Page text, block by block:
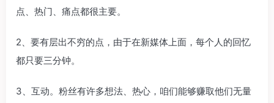
点、热门、痛点都很主要。
2、要有层出不穷的点，由于在新媒体上面，每个人的回忆
都只要三分钟。
3、互动。粉丝有许多想法、热心，咱们能够赚取他们无量